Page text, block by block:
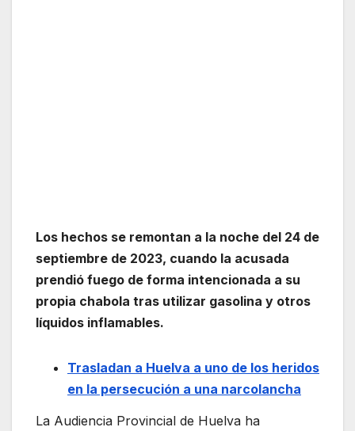
Los hechos se remontan a la noche del 24 de
septiembre de 2023, cuando la acusada
prendió fuego de forma intencionada a su
propia chabola tras utilizar gasolina y otros
líquidos inflamables.
Trasladan a Huelva a uno de los heridos
en la persecución a una narcolancha
La Audiencia Provincial de Huelva ha